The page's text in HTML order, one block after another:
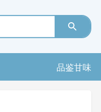
品鉴甘味